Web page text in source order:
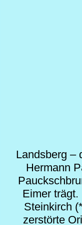
Landsberg –
Hermann
Eimer
Steinkirch
zerstörte